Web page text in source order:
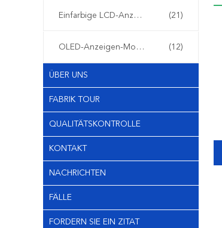
Einfarbige LCD-Anzeige (21)
OLED-Anzeigen-Modul (12)
ÜBER UNS
FABRIK TOUR
QUALITÄTSKONTROLLE
KONTAKT
NACHRICHTEN
FÄLLE
FORDERN SIE EIN ZITAT